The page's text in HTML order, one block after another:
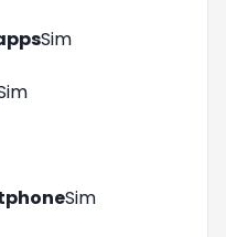
Sim
Sim